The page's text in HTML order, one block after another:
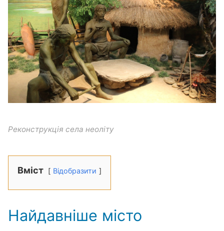
Реконструкція села неоліту
Вміст Відобразити
Найдавніше місто